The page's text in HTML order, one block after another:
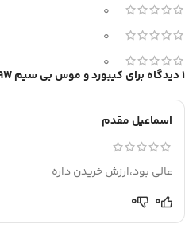
0
0
0
1 دیدگاه برای کیبورد و موس بی سیم Verity V-KB6139W
اسماعیل مقدم
عالی بود،ارزش خریدن داره
0
0